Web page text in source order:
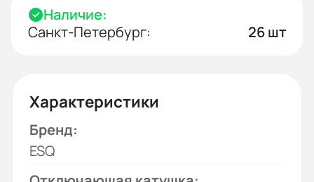
Наличие:
Санкт-Петербург:
26 шт
Характеристики
Бренд:
ESQ